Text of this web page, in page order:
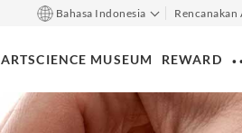
Bahasa Indonesia Rencanakan
ARTSCIENCE MUSEUM REWARD ‧